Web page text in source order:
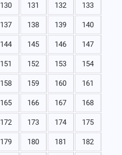
130 131 132 133
137 138 139 140
144 145 146 147
151 152 153 154
158 159 160 161
165 166 167 168
172 173 174 175
179 180 181 182